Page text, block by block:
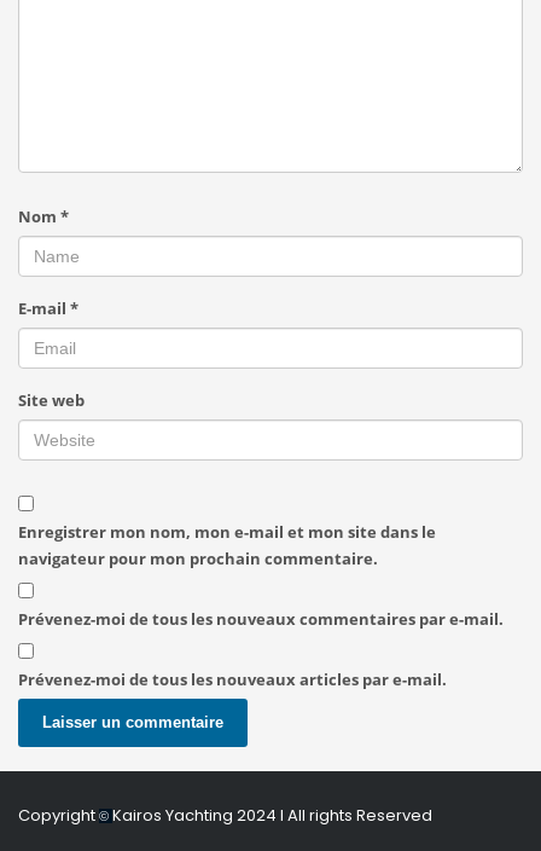
Nom *
E-mail *
Site web
Enregistrer mon nom, mon e-mail et mon site dans le
navigateur pour mon prochain commentaire.
Prévenez-moi de tous les nouveaux commentaires par e-mail.
Prévenez-moi de tous les nouveaux articles par e-mail.
Copyright © Kairos Yachting 2024 I All rights Reserved